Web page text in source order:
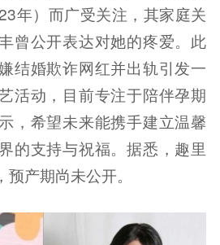
年）而广受关注，其家庭关
曾公开表达对她的疼爱。此
结婚欺诈网红并出轨引发一
活动，目前专注于陪伴孕期
，希望未来能携手建立温馨
的支持与祝福。据悉，趣里
产期尚未公开。